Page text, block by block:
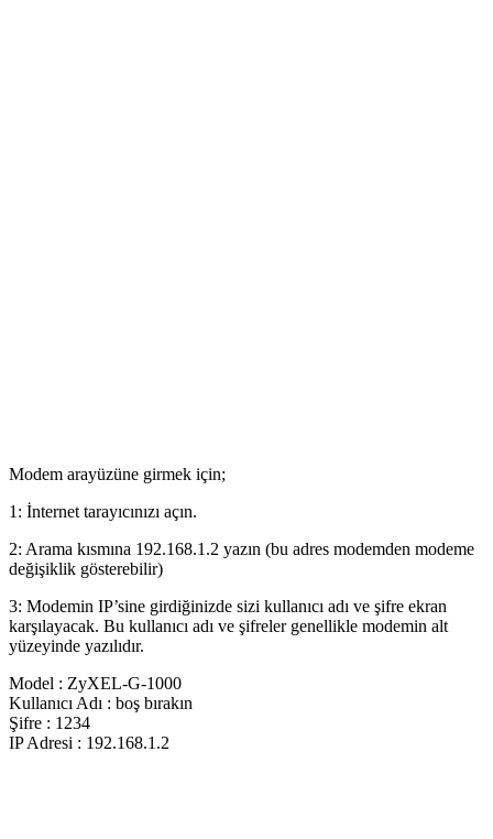
Modem arayüzüne girmek için;
1: İnternet tarayıcınızı açın.
2: Arama kısmına 192.168.1.2 yazın (bu adres modemden modeme
değişiklik gösterebilir)
3: Modemin IP’sine girdiğinizde sizi kullanıcı adı ve şifre ekran
karşılayacak. Bu kullanıcı adı ve şifreler genellikle modemin alt
yüzeyinde yazılıdır.
Model : ZyXEL-G-1000
Kullanıcı Adı : boş bırakın
Şifre : 1234
IP Adresi : 192.168.1.2